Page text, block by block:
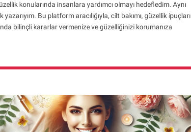
konularında insanlara yardımcı olmayı hedefledim. Aynı
Bu platform aracılığıyla, cilt bakımı, güzellik ipuçları
bilinçli kararlar vermenize ve güzelliğinizi korumanıza